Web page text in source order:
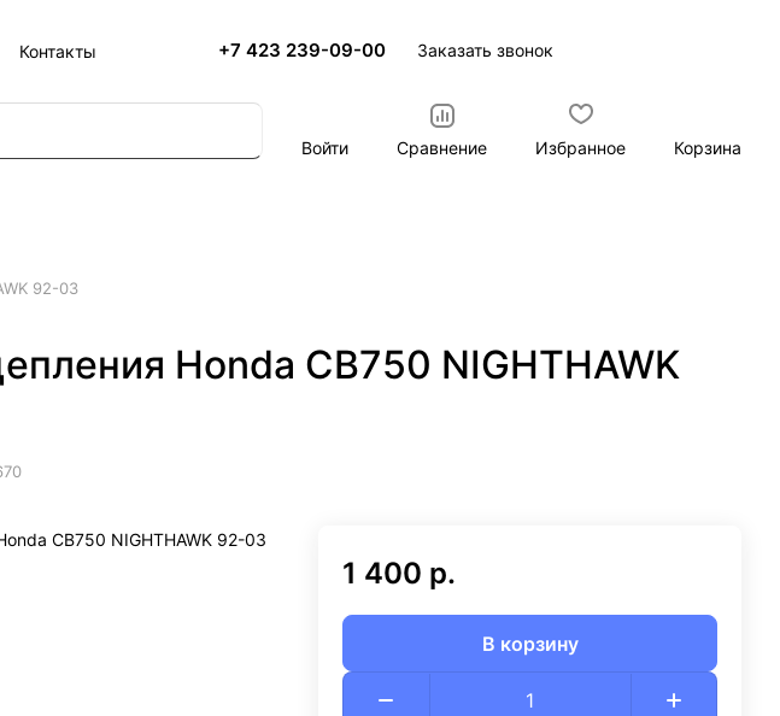
Контакты +7 423 239-09-00 Заказать звонок
Войти Сравнение Избранное Корзина
92-03
Honda CB750 NIGHTHAWK
CB750 NIGHTHAWK 92-03
1 400 р.
В корзину